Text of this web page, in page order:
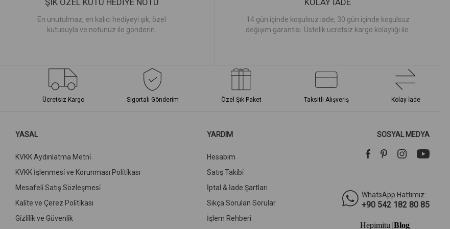
ŞIK ÖZEL KUTU HEDİYE NOTU
En unutulmaz, en kalıcı hediyeyi şık, özel
kutusuyla ve notunuz ile gönderin.
KOLAY İADE
14 gün içinde koşulsuz iade, 30 gün içinde koşulsuz
değişim garantisi. Üstelik ücretsiz kargo kolaylığı ile.
Ücretsiz Kargo Sigortalı Gönderim Özel Şık Paket Taksitli Alışveriş Kolay İade
YASAL
KVKK Aydınlatma Metni̇
KVKK İşlenmesi̇ ve Korunması Poli̇ti̇kası
Mesafeli̇ Satış Sözleşmesi̇
Kali̇te ve Çerez Poli̇ti̇kası
Gi̇zli̇li̇k ve Güvenli̇k
YARDIM
Hesabım
Satış Taki̇bi̇
İptal & İade Şartları
Sıkça Sorulan Sorular
İşlem Rehberi̇
SOSYAL MEDYA
WhatsApp Hattımız:
+90 542 182 80 85
Hepimitu| Blog